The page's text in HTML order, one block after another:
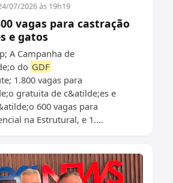
07/2026 às 19h19
vagas para castração
e gatos
A Campanha de
do GDF
1.800 vagas para
gratuita de c&atilde;es e
600 vagas para
na Estrutural, e 1....